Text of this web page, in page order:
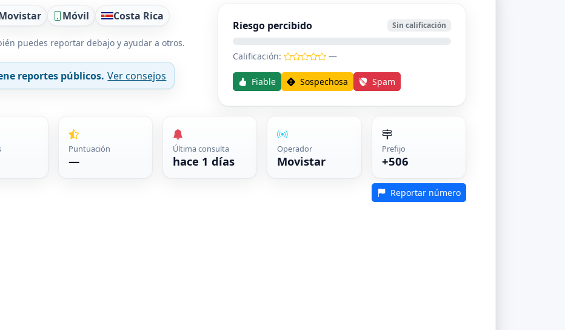
Móvil Costa Rica
puedes reportar debajo y ayudar a otros.
reportes públicos. Ver consejos
Riesgo percibido Sin calificación
Calificación: —
Fiable Sospechosa Spam
Puntuación
—
Última consulta
hace 1 días
Operador
Movistar
Prefijo
+506
Reportar número